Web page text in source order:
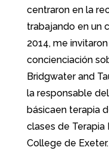
centraron en la
trabajando en un
2014, me
concienciación
Bridgwater and
la responsable
básicaen terapia
clases de Terapia
College de Exeter.